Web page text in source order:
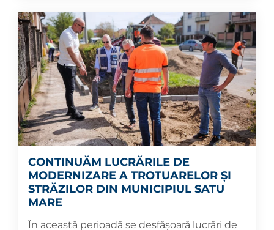
CONTINUĂM LUCRĂRILE DE
MODERNIZARE A TROTUARELOR ȘI
STRĂZILOR DIN MUNICIPIUL SATU
MARE
În această perioadă se desfășoară lucrări de